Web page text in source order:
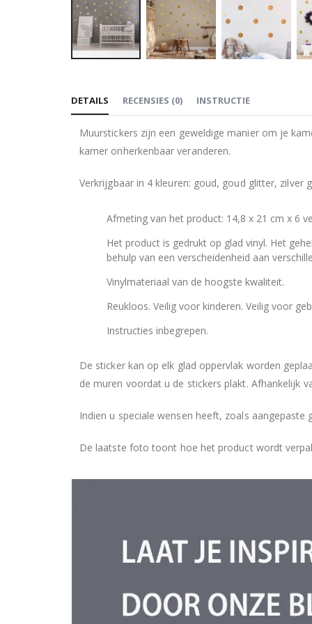
het
van
de
gallerij
DETAILS
Muurstickers zijn een geweldige manier om je
kamer onherkenbaar veranderen.
Verkrijgbaar in 4 kleuren: goud, goud glitter, zilver
Afmeting van het product: 14,8 x 21 cm x 6
Het product is gedrukt op glad vinyl. Het
behulp van een verscheidenheid aan
Vinylmateriaal van de hoogste kwaliteit.
Reukloos. Veilig voor kinderen. Veilig voor
Instructies inbegrepen.
De sticker kan op elk glad oppervlak worden
de muren voordat u de stickers plakt. Afhankelijk
Indien u speciale wensen heeft, zoals
De laatste foto toont hoe het product wordt
RECENSIES (0) INSTRUCTIE